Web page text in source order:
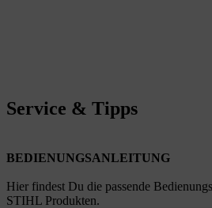
Service & Tipps
BEDIENUNGSANLEITUNG
Hier findest Du die passende
STIHL Produkten.